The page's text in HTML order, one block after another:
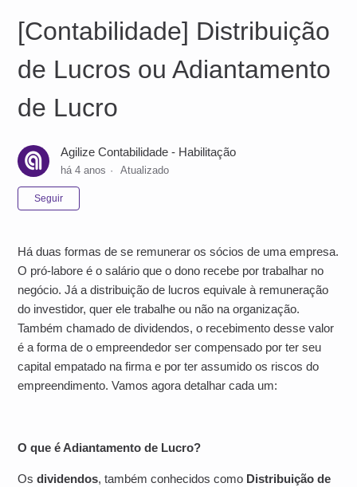
[Contabilidade] Distribuição
de Lucros ou Adiantamento
de Lucro
Agilize Contabilidade - Habilitação
há 4 anos Atualizado
Seguir
Há duas formas de se remunerar os sócios de uma empresa.
O pró-labore é o salário que o dono recebe por trabalhar no
negócio. Já a distribuição de lucros equivale à remuneração
do investidor, quer ele trabalhe ou não na organização.
Também chamado de dividendos, o recebimento desse valor
é a forma de o empreendedor ser compensado por ter seu
capital empatado na firma e por ter assumido os riscos do
empreendimento. Vamos agora detalhar cada um:
O que é Adiantamento de Lucro?
Osdividendos, também conhecidos como Distribuição de